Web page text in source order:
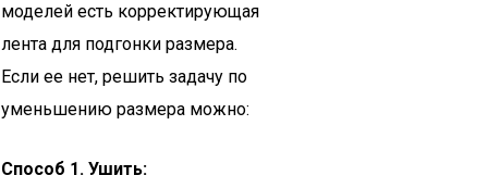
моделей есть корректирующая
лента для подгонки размера.
Если ее нет, решить задачу по
уменьшению размера можно:
Способ 1. Ушить: